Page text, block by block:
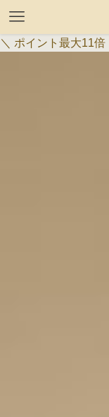
＼ ポイント最大11倍